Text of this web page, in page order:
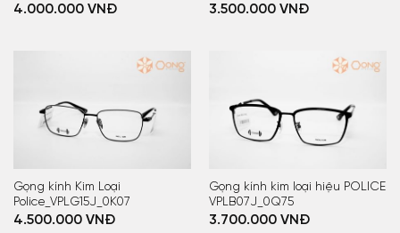
4.000.000VNĐ 3.500.000VNĐ
Gọng kính Kim Loại
Police_VPLG15J_0K07
4.500.000VNĐ
Gọng kính kim loại hiệu POLICE
VPLB07J_0Q75
3.700.000VNĐ